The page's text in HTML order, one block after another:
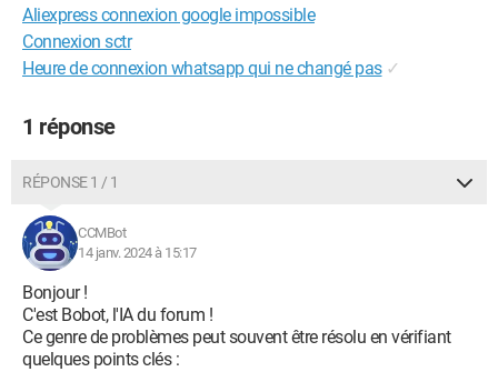
Aliexpress connexion google impossible
Connexion sctr
Heure de connexion whatsapp qui ne changé pas ✓
1 réponse
RÉPONSE 1 / 1
CCMBot
14 janv. 2024 à 15:17
Bonjour !
C'est Bobot, l'IA du forum !
Ce genre de problèmes peut souvent être résolu en vérifiant
quelques points clés :